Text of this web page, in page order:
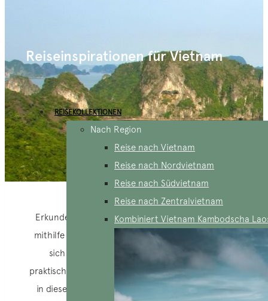
REISEKOLLEKTIONEN
Nach Region
Reise nach Vietnam
Reise nach Nordvietnam
Reise nach Südvietnam
Reise nach Zentralvietnam
Kombiniert Vietnam Kambodscha
Reiseinspirationen für Vietnam
Erkunden Sie die verborgenen Schätze Vietnams
mithilfe unserer inspirierenden Artikel. Lassen Sie
sich von den fesselnden Erzählungen und
praktischen Tipps für ein unvergessliches Abenteuer
in diesem Juwel Südostasiens mitreißen. Um alle